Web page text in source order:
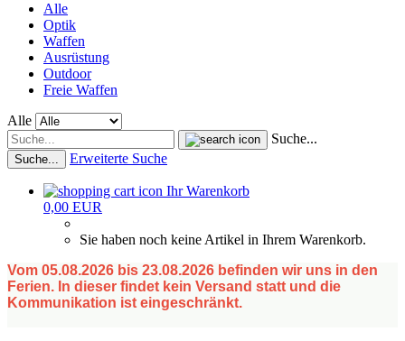
Alle
Optik
Waffen
Ausrüstung
Outdoor
Freie Waffen
Alle
Suche...
Suche... Erweiterte Suche
Ihr Warenkorb
0,00 EUR
Sie haben noch keine Artikel in Ihrem Warenkorb.
Vom 05.08.2026 bis 23.08.2026 befinden wir uns in den
Ferien. In dieser findet kein Versand statt und die
Kommunikation ist eingeschränkt.